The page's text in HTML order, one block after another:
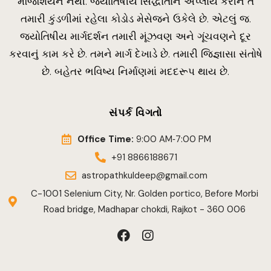
તમારી કુંડળીમાં રહેલા કોડોડ મેસેજને ઉકેલે છે. એટલું જ.
જ્યોતિષીય માર્ગદર્શન તમારી મૂંઝવણ અને ગૂંચવણને દૂર
કરવાનું કામ કરે છે. તમને માર્ગ દેખાડે છે. તમારી જિજ્ઞાસા સંતોષે
છે. બહેતર ભવિષ્ય નિર્માણમાં મદદરૂપ થાય છે.
સંપર્ક વિગતો
Office Time: 9:00 AM‑7:00 PM
+91 8866188671
astropathkuldeep@gmail.com
C-1001 Selenium City, Nr. Golden portico, Before Morbi
Road bridge, Madhapar chokdi, Rajkot - 360 006
F I